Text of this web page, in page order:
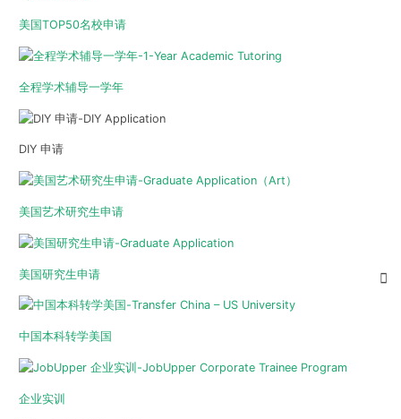
美国TOP50名校申请
全程学术辅导一学年
DIY 申请
美国艺术研究生申请
美国研究生申请
中国本科转学美国
企业实训